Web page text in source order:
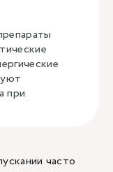
при
часто